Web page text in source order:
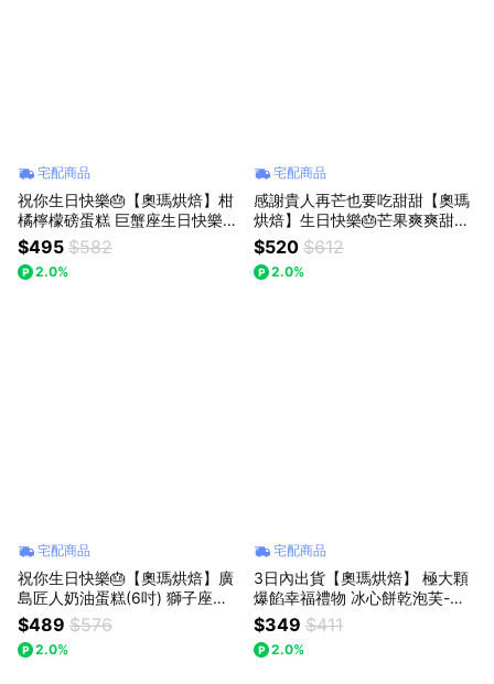
宅配商品
祝你生日快樂🎂【奧瑪烘焙】柑
橘檸檬磅蛋糕 巨蟹座生日快樂
情人節蛋糕 生日蛋糕 畢業禮物
升職禮物
$495 $582
2.0%
宅配商品
感謝貴人再芒也要吃甜甜【奧瑪
烘焙】生日快樂🎂芒果爽爽甜點
盒 杜拜巧克力Q餅 加價購 520
情人節快樂 獅子座生日快樂 情
人節蛋糕 慶祝蛋糕 生日蛋糕 芒
$520 $612
2.0%
宅配商品
祝你生日快樂🎂【奧瑪烘焙】廣
島匠人奶油蛋糕(6吋) 獅子座生
日快樂 情人節蛋糕 生日蛋糕 畢
業禮物 升職禮物
$489 $576
2.0%
宅配商品
3日內出貨【奧瑪烘焙】 極大顆
爆餡幸福禮物 冰心餅乾泡芙-頂
級香草卡士達 ｜綜合口味 教師
節快樂 情人節快樂 獅子座生日
快樂 泡芙禮盒 LINE禮物獨家
$349 $411
2.0%